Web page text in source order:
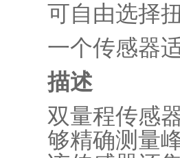
可自由选择
一个传感器
描述
双量程传感
够精确测量